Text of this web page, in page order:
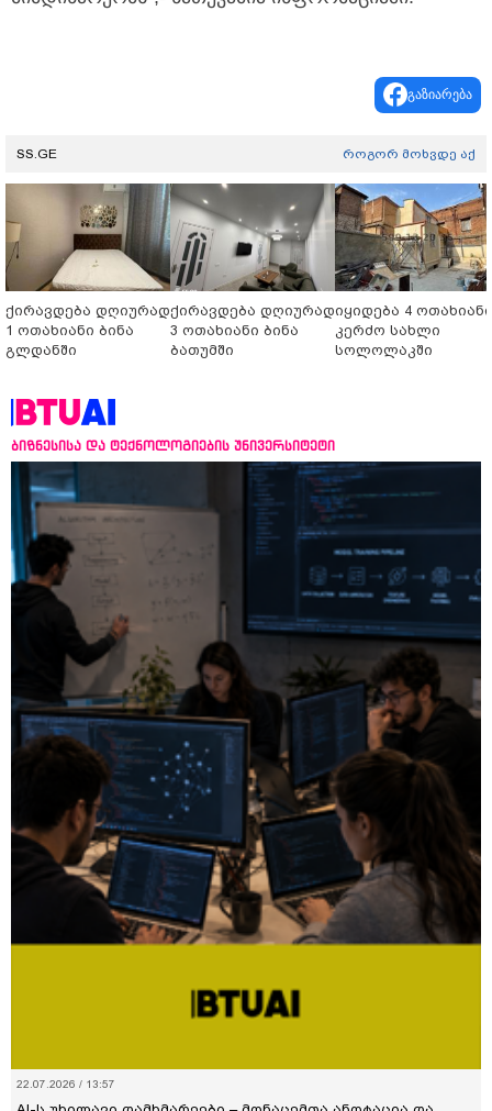
გაზიარება
SS.GE როგორ მოხვდე აქ
ქირავდება დღიურად
1 ოთახიანი ბინა
გლდანში
ქირავდება დღიურად
3 ოთახიანი ბინა
ბათუმში
იყიდება 4 ოთახიანი
კერძო სახლი
სოლოლაკში
ბიზნესისა და ტექნოლოგიების უნივერსიტეტი
22.07.2026 / 13:57